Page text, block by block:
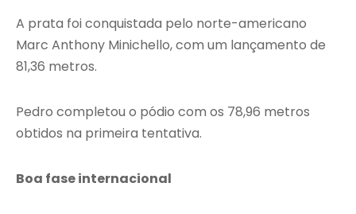
A prata foi conquistada pelo norte-americano
Marc Anthony Minichello, com um lançamento de
81,36 metros.
Pedro completou o pódio com os 78,96 metros
obtidos na primeira tentativa.
Boa fase internacional